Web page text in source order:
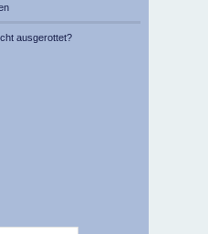
ausgerottet?